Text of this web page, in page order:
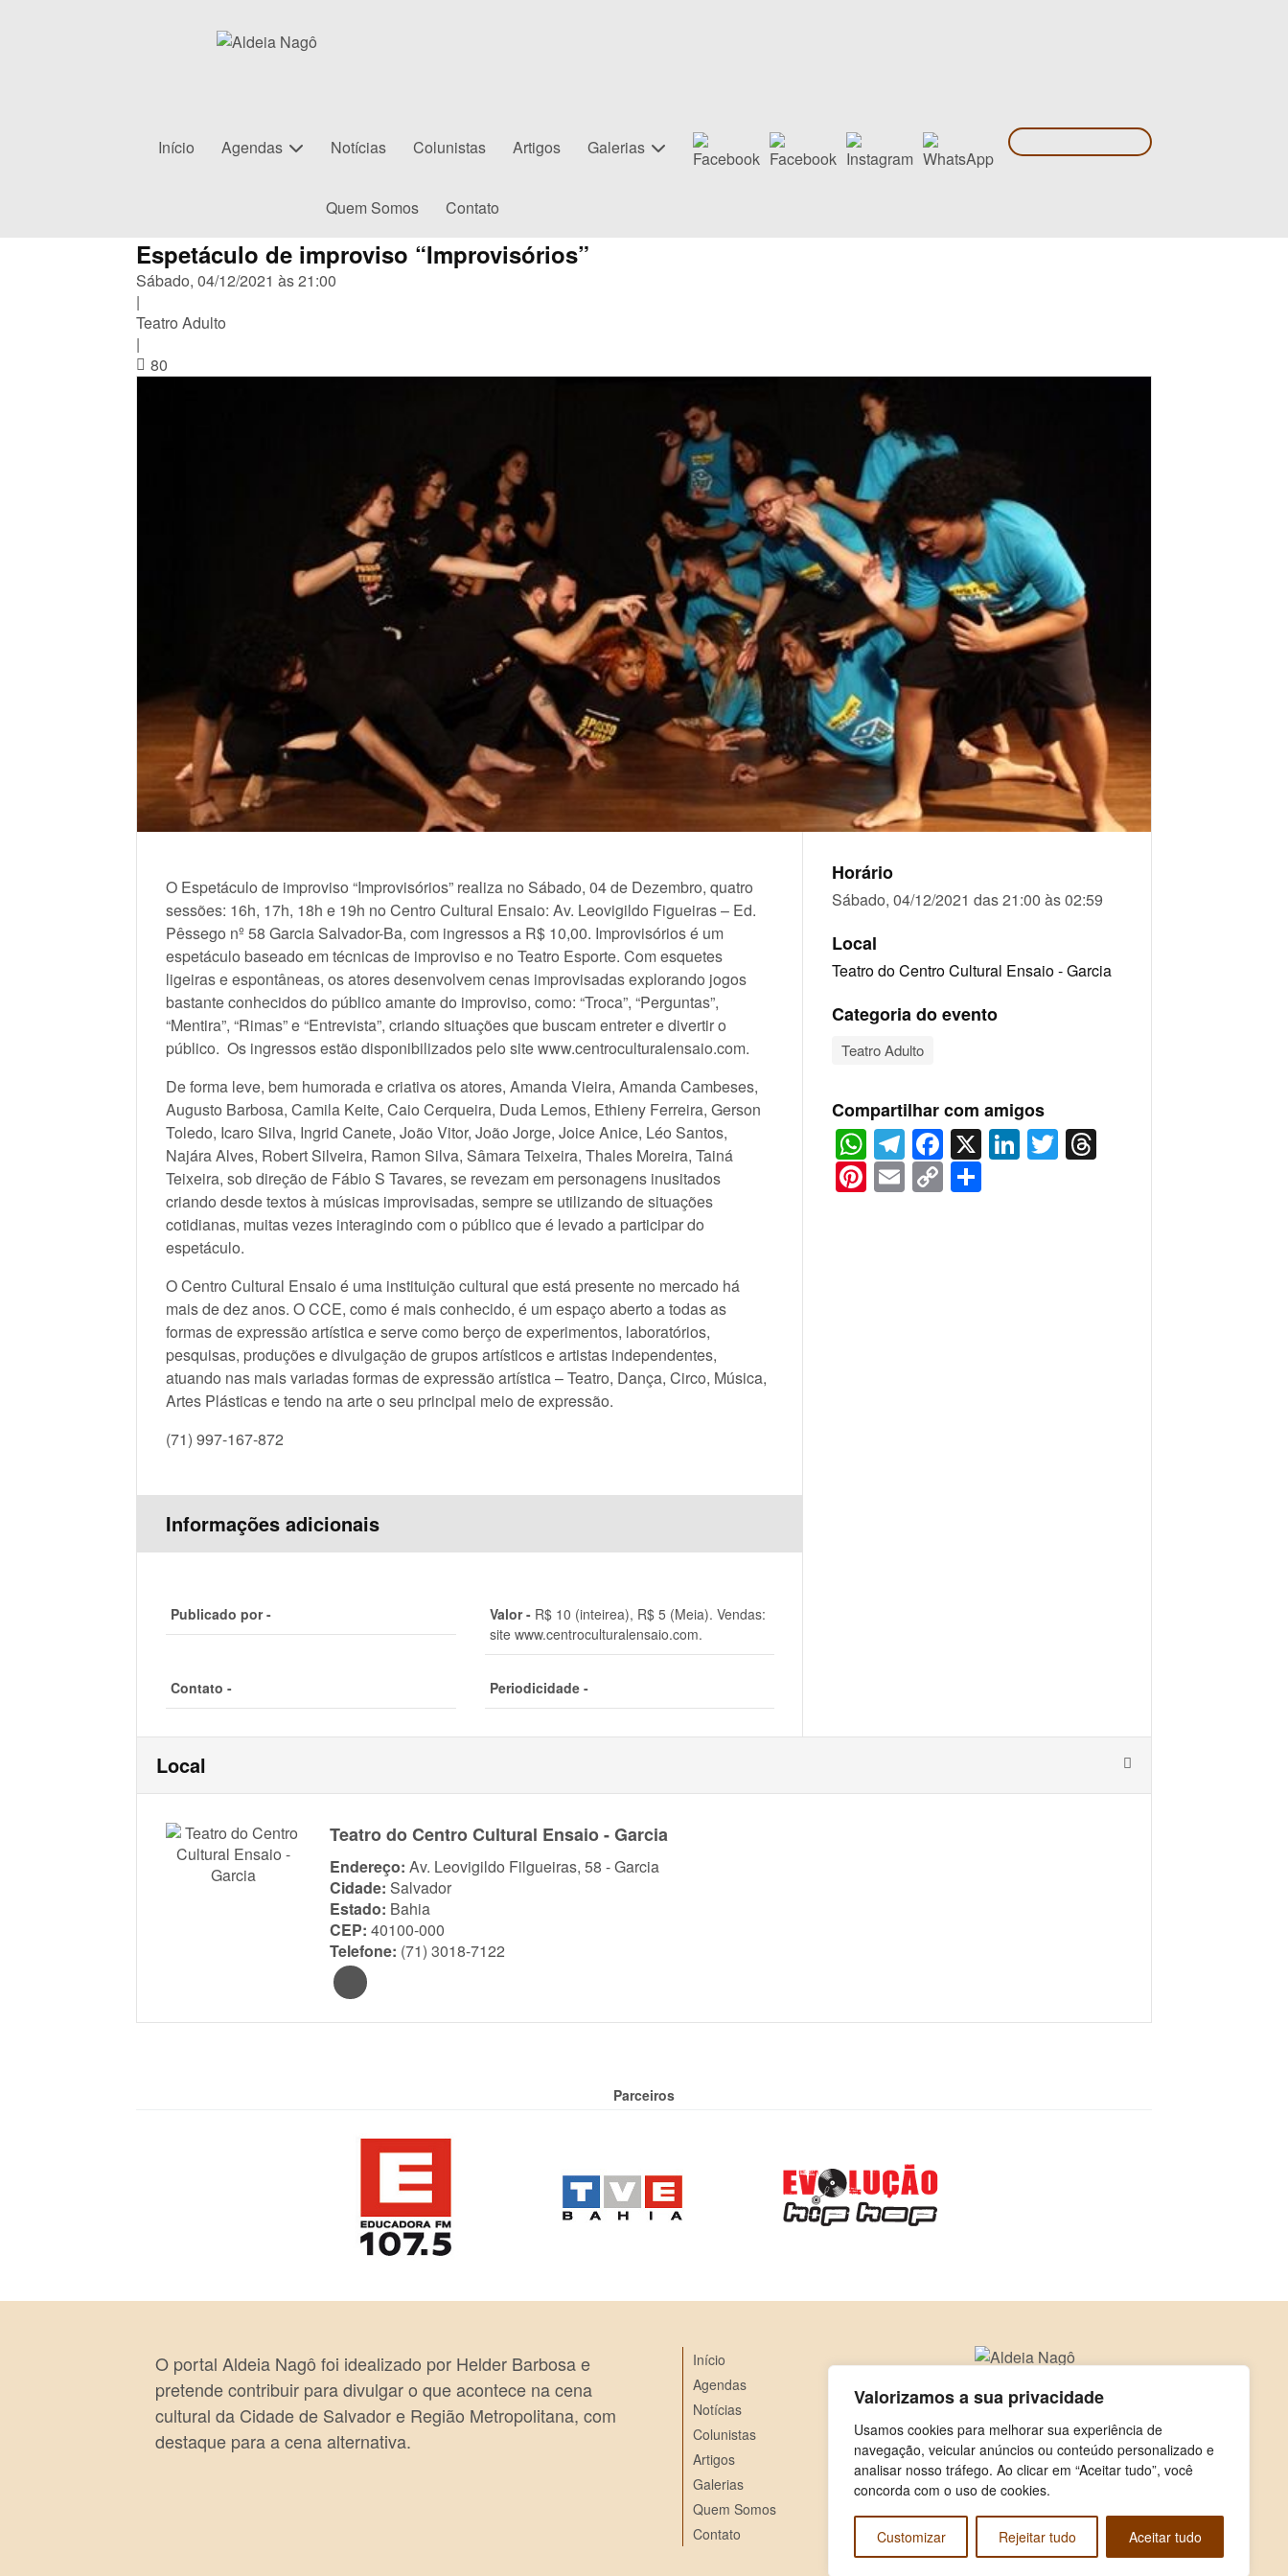
Valorizamos a sua privacidade
Usamos cookies para melhorar sua experiência de
navegação, veicular anúncios ou conteúdo personalizado e
analisar nosso tráfego. Ao clicar em “Aceitar tudo”, você
concorda com o uso de cookies.
Customizar Rejeitar tudo Aceitar tudo
Início Agendas Notícias Colunistas Artigos Galerias
Quem Somos Contato
Espetáculo de improviso “Improvisórios”
Sábado, 04/12/2021 às 21:00
|
Teatro Adulto
|
80
O Espetáculo de improviso “Improvisórios” realiza no Sábado, 04 de Dezembro, quatro
sessões: 16h, 17h, 18h e 19h no Centro Cultural Ensaio: Av. Leovigildo Figueiras – Ed.
Pêssego nº 58 Garcia Salvador-Ba, com ingressos a R$ 10,00. Improvisórios é um
espetáculo baseado em técnicas de improviso e no Teatro Esporte. Com esquetes
ligeiras e espontâneas, os atores desenvolvem cenas improvisadas explorando jogos
bastante conhecidos do público amante do improviso, como: “Troca”, “Perguntas”,
“Mentira”, “Rimas” e “Entrevista”, criando situações que buscam entreter e divertir o
público. Os ingressos estão disponibilizados pelo site www.centroculturalensaio.com.
De forma leve, bem humorada e criativa os atores, Amanda Vieira, Amanda Cambeses,
Augusto Barbosa, Camila Keite, Caio Cerqueira, Duda Lemos, Ethieny Ferreira, Gerson
Toledo, Icaro Silva, Ingrid Canete, João Vitor, João Jorge, Joice Anice, Léo Santos,
Najára Alves, Robert Silveira, Ramon Silva, Sâmara Teixeira, Thales Moreira, Tainá
Teixeira, sob direção de Fábio S Tavares, se revezam em personagens inusitados
criando desde textos à músicas improvisadas, sempre se utilizando de situações
cotidianas, muitas vezes interagindo com o público que é levado a participar do
espetáculo.
O Centro Cultural Ensaio é uma instituição cultural que está presente no mercado há
mais de dez anos. O CCE, como é mais conhecido, é um espaço aberto a todas as
formas de expressão artística e serve como berço de experimentos, laboratórios,
pesquisas, produções e divulgação de grupos artísticos e artistas independentes,
atuando nas mais variadas formas de expressão artística – Teatro, Dança, Circo, Música,
Artes Plásticas e tendo na arte o seu principal meio de expressão.
(71) 997-167-872
Informações adicionais
Publicado por - Valor -R$ 10 (inteirea), R$ 5 (Meia). Vendas:
site www.centroculturalensaio.com.
Contato - Periodicidade -
Horário
Sábado, 04/12/2021 das 21:00 às 02:59
Local
Teatro do Centro Cultural Ensaio - Garcia
Categoria do evento
Teatro Adulto
Compartilhar com amigos
WhatsApp
Telegram
Facebook
X LinkedIn
Twitter
Pinterest
Email
Copy
Link
Local
Teatro do Centro Cultural Ensaio - Garcia
Endereço: Av. Leovigildo Filgueiras, 58 - Garcia
Cidade: Salvador
Estado: Bahia
CEP: 40100-000
Telefone: (71) 3018-7122
Parceiros
O portal Aldeia Nagô foi idealizado por Helder Barbosa e
pretende contribuir para divulgar o que acontece na cena
cultural da Cidade de Salvador e Região Metropolitana, com
destaque para a cena alternativa.
Início
Agendas
Notícias
Colunistas
Artigos
Galerias
Quem Somos
Contato